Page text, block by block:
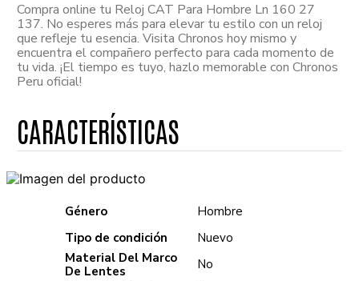
Compra online tu Reloj CAT Para Hombre Ln 160 27
137. No esperes más para elevar tu estilo con un reloj
que refleje tu esencia. Visita Chronos hoy mismo y
encuentra el compañero perfecto para cada momento de
tu vida. ¡El tiempo es tuyo, hazlo memorable con Chronos
Peru oficial!
Género
Hombre
Tipo de condición
Nuevo
Material Del Marco
De Lentes
No